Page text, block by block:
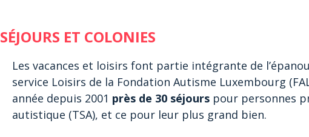
SÉJOURS ET COLONIES
Les vacances et loisirs font partie intégrante de
service Loisirs de la Fondation Autisme Luxembourg
année depuis 2001 près de 30 séjourspour personnes
autistique (TSA), et ce pour leur plus grand bien.